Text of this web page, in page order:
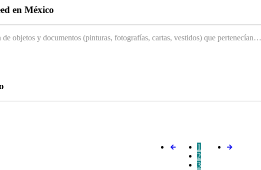
en México
objetos y documentos (pinturas, fotografías, cartas, vestidos) que pertenecían…
1
2
3